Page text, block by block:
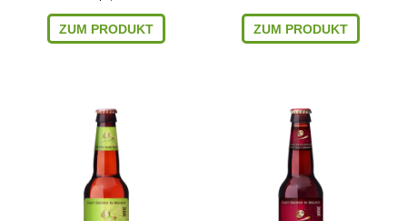
ZUM PRODUKT ZUM PRODUKT